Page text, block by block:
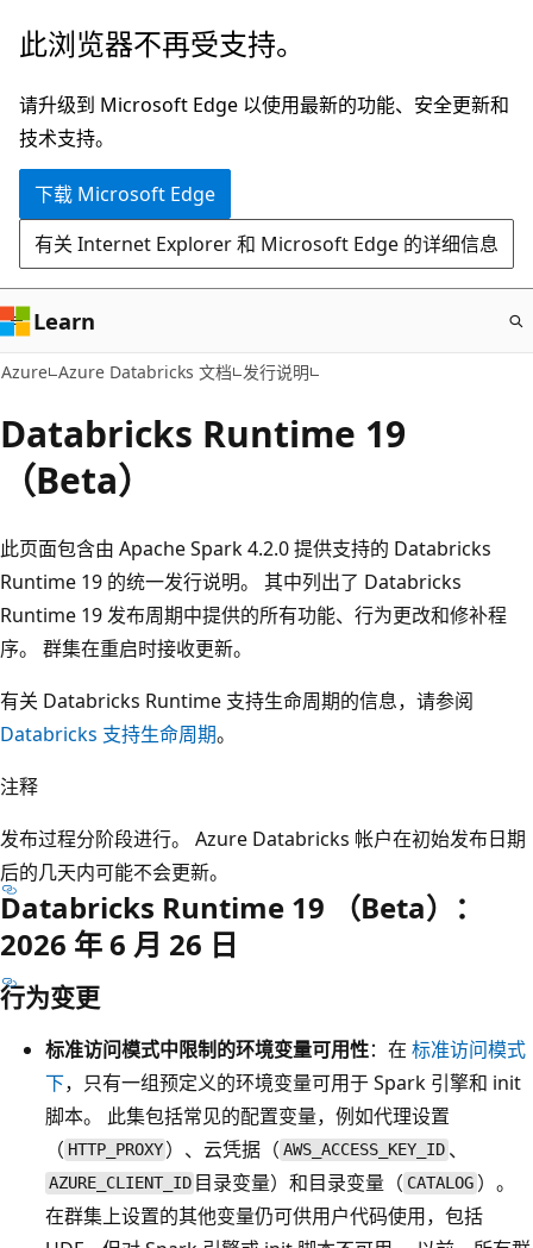
跳
主
要
内
此浏览器不再受支持。
请升级到 Microsoft Edge 以使用最新的功能、安全更新和
技术支持。
下载 Microsoft Edge
有关 Internet Explorer 和 Microsoft Edge 的详细信息
Learn
Azure Azure Databricks 文档 发行说明
Databricks Runtime 19
（Beta）
此页面包含由 Apache Spark 4.2.0 提供支持的 Databricks
Runtime 19 的统一发行说明。 其中列出了 Databricks
Runtime 19 发布周期中提供的所有功能、行为更改和修补程
序。 群集在重启时接收更新。
有关 Databricks Runtime 支持生命周期的信息，请参阅
Databricks 支持生命周期。
注释
发布过程分阶段进行。 Azure Databricks 帐户在初始发布日期
后的几天内可能不会更新。
Databricks Runtime 19 （Beta）：
2026 年 6 月 26 日
行为变更
标准访问模式中限制的环境变量可用性：在 标准访问模式
下，只有一组预定义的环境变量可用于 Spark 引擎和 init
脚本。 此集包括常见的配置变量，例如代理设置
（ HTTP_PROXY ）、云凭据（ AWS_ACCESS_KEY_ID 、
AZURE_CLIENT_ID 目录变量）和目录变量（ CATALOG ）。
在群集上设置的其他变量仍可供用户代码使用，包括